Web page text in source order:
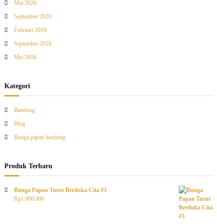
Mei 2026
September 2020
Februari 2019
September 2018
Mei 2018
Kategori
Bandung
Blog
Bunga papan bandung
Produk Terbaru
Bunga Papan Turut Berduka Cita #3
Rp1.000.000